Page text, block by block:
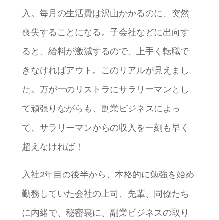
入。毎月の生活費は沢山かかるのに、突然
喪失することになる。子会社などに出向す
ると、給料が激減するので、上手く転職で
きなければアウト。このリアルが見えまし
た。万が一のリストラにサラリーマンとし
て頑張りながらも、副業ビジネスによっ
て、サラリーマンからの収入を一刻も早く
超えなければ！
入社2年目の後半から、本格的に勉強を始め
勤務していた会社の上司、先輩、同僚たち
に内緒で、秘密裏に、副業ビジネスの取り